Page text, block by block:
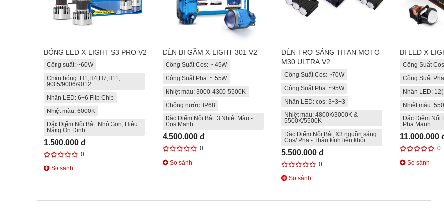
BÓNG LED X-LIGHT S3 PRO V2
Công suất: ~60W
Chân bóng: H1,H4,H7,H11,
9005/9006/9012
Nhân LED: 6+6 Flip Chip
Nhiệt màu: 6000K
Đặc Điểm Nổi Bật: Nhỏ Gọn, Hiệu
Năng Ổn Định
1.500.000 đ
0
So sánh
ĐÈN BI GẦM X-LIGHT 301 V2
Công Suất Cos: ~ 45W
Công Suất Pha: ~ 55W
Nhiệt màu: 3000-4300-5500K
Chống nước: IP68
Đặc Điểm Nổi Bật: 3 Nhiệt Màu -
Cos Mạnh
4.500.000 đ
0
So sánh
ĐÈN TRỢ SÁNG TITAN MOTO
M30 ULTRA V2
Công Suất Cos: ~70W
Công Suất Pha: ~95W
Nhân LED: cos: 3+3+3
Nhiệt màu: 4800K/3000K &
5500K/5500K
Đặc Điểm Nổi Bật: X3 nguồn sáng
Cos/ Pha - Thấu kính liền khối
5.500.000 đ
0
So sánh
BI LED X-
Công Suất
Công Suất
Nhân LED:
Nhiệt màu:
Đặc Điểm Nổi
Pha Mạnh
11.000.000
0
So sánh